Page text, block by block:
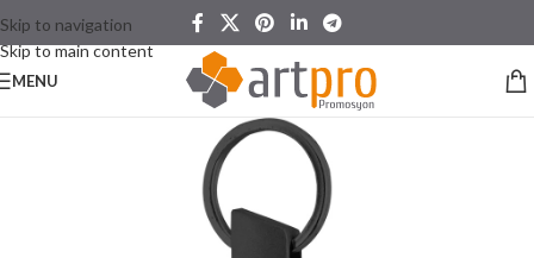
Skip to navigation
Skip to main content
MENU